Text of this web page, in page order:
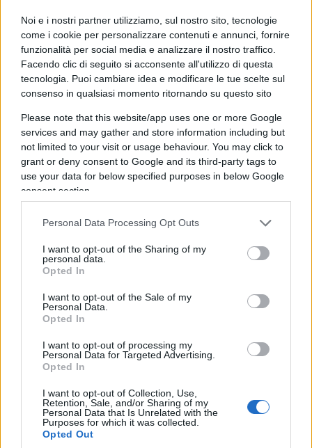
Noi e i nostri partner utilizziamo, sul nostro sito, tecnologie
come i cookie per personalizzare contenuti e annunci, fornire
funzionalità per social media e analizzare il nostro traffico.
Facendo clic di seguito si acconsente all'utilizzo di questa
tecnologia. Puoi cambiare idea e modificare le tue scelte sul
consenso in qualsiasi momento ritornando su questo sito
Please note that this website/app uses one or more Google
services and may gather and store information including but
not limited to your visit or usage behaviour. You may click to
grant or deny consent to Google and its third-party tags to
use your data for below specified purposes in below Google
consent section.
Personal Data Processing Opt Outs
I want to opt-out of the Sharing of my
personal data.
Opted In
I want to opt-out of the Sale of my
Personal Data.
Opted In
I want to opt-out of processing my
Personal Data for Targeted Advertising.
Opted In
I want to opt-out of Collection, Use,
Retention, Sale, and/or Sharing of my
Personal Data that Is Unrelated with the
Purposes for which it was collected.
Opted Out
Caso da manuale è Confindustria: una macchina
elefantiaca che, fra due anni, il successore di
Emanuele Orsini sarà chiamato a rifondare,
mettendo anzitutto mano a costi che gli industriali
non riescono più a sopportare.Un’urgenza
indifferibile,visto che alcune grandi aziende
pubbliche stanno valutando di uscire dal sistema.
Tuttavia la domanda non è se Confindustria debba
esistere, ma se un apparato di queste dimensioni
con così tante articolazioni sia ancora interamente
Lo stesso interrogativo riguarda il sindacato. CGIL,
CISL e UIL, guidate rispettivamente da Maurizio
Landini, Daniela Fumarola e Pierpaolo
Bombardieri, restano le tre grandi corazzate della
rappresentanza dei lavoratori, con un esercito di
decine di migliaia di dipendenti. Dietro di loro si
muove però una vera e propria flottiglia:
CISAL, CONFSAL, USB, CUB,
federazioni di
categoria e una rete di strutture nazionali,
regionali e territoriali.